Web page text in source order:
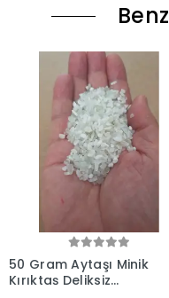
50 Gram Aytaşı Minik
Kırıktaş Deliksiz